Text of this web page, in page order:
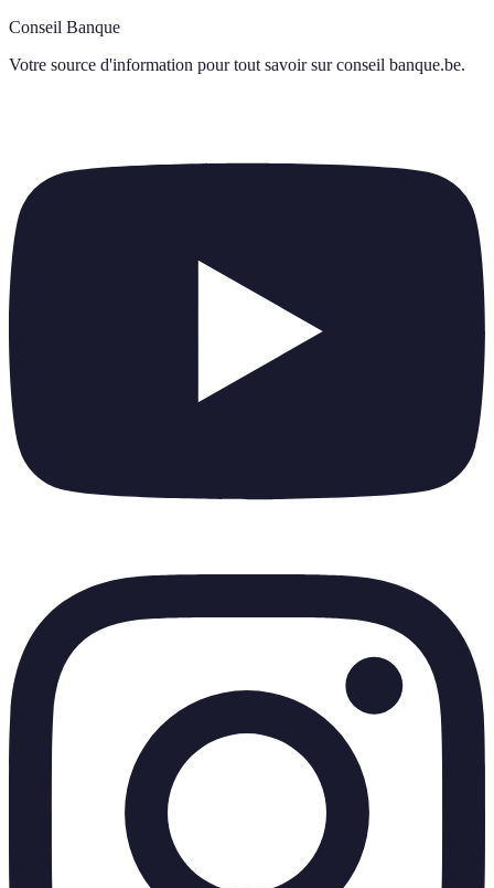
Conseil Banque
Votre source d'information pour tout savoir sur conseil banque.be.